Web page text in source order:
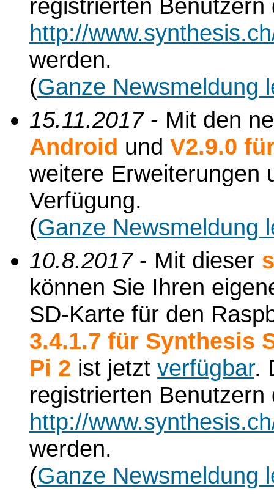
registrierten
http://
werden.
(Ganze Newsmeldung
15.11.2017- Mit den
Android und V2.9.0
weitere Erweiterungen
Verfügung.
(Ganze Newsmeldung
10.8.2017- Mit dieser
können Sie Ihren
SD-Karte für den
3.4.1.7 für Synthesis
Pi 2 ist jetzt verfügbar.
registrierten
http://
werden.
(Ganze Newsmeldung